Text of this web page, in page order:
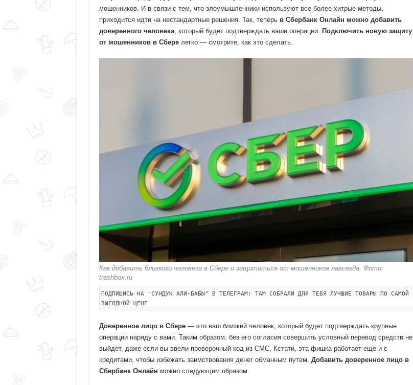
мошенников. И в связи с тем, что злоумышленники используют все более хитрые методы,
приходится идти на нестандартные решения. Так, теперь в Сбербанк Онлайн можно добавить
доверенного человека, который будет подтверждать ваши операции. Подключить новую защиту
от мошенников в Сберелегко — смотрите, как это сделать.
Как добавить близкого человека в Сбере и защититься от мошенников навсегда. Фото:
trashbox.ru
ПОДПИШИСЬ НА "СУНДУК АЛИ-БАБЫ" В ТЕЛЕГРАМ: ТАМ СОБРАЛИ ДЛЯ ТЕБЯ ЛУЧШИЕ ТОВАРЫ ПО САМОЙ
ВЫГОДНОЙ ЦЕНЕ
Доверенное лицо в Сбере— это ваш близкий человек, который будет подтверждать крупные
операции наряду с вами. Таким образом, без его согласия совершить условный перевод средств не
выйдет, даже если вы ввели проверочный код из СМС. Кстати, эта фишка работает еще и с
кредитами, чтобы избежать заимствования денег обманным путем. Добавить доверенное лицо в
Сбербанк Онлайн можно следующим образом.